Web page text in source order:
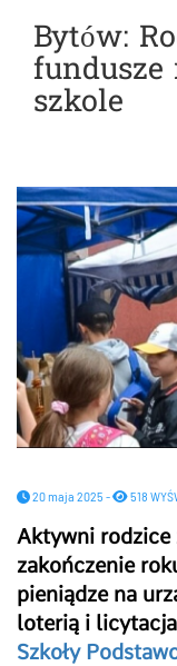
Bytów:
fundusze
szkole
20 maja 2025 - 518
Aktywni
zakończenie
pieniądze na
loterią i
Szkoły